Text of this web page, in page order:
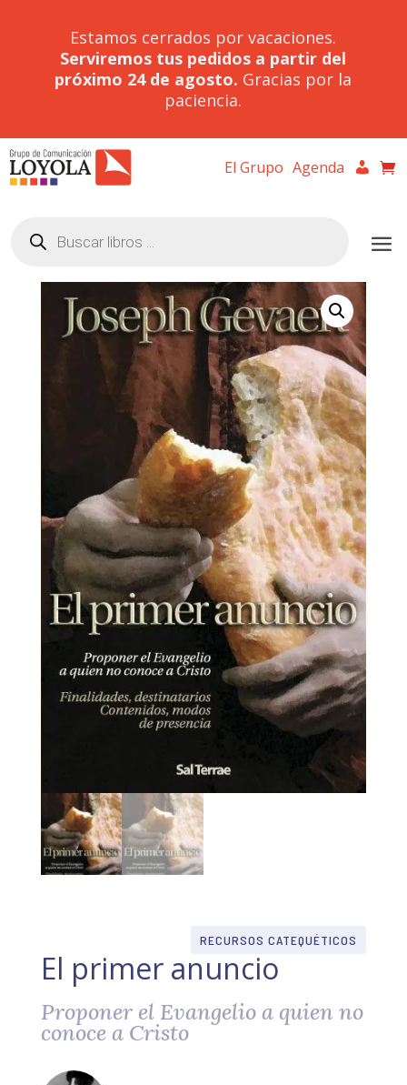
Estamos cerrados por vacaciones.
Serviremos tus pedidos a partir del
próximo 24 de agosto. Gracias por la
paciencia.
El Grupo Agenda
productos
RECURSOS CATEQUÉTICOS
El primer anuncio
Proponer el Evangelio a quien no
conoce a Cristo